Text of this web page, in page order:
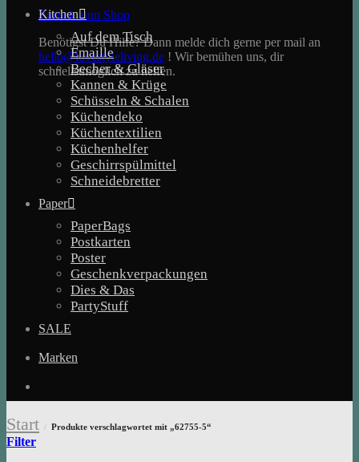
Zurück zum Shop
Benötigst Du Hilfe? Dann melde dich gerne per mail an
hello@lovestyleliving.de ! Wir bemühen uns, dir
schnellstmöglich zu helfen.
Kitchen
Auf dem Tisch
Emaille
Becher & Gläser
Kannen & Krüge
Schüsseln & Schalen
Küchendeko
Küchentextilien
Küchenhelfer
Geschirrspülmittel
Schneidebretter
Paper
PaperBags
Postkarten
Poster
Geschenkverpackungen
Dies & Das
PartyStuff
SALE
Marken
Start / Produkte verschlagwortet mit „62755-5“
Filter